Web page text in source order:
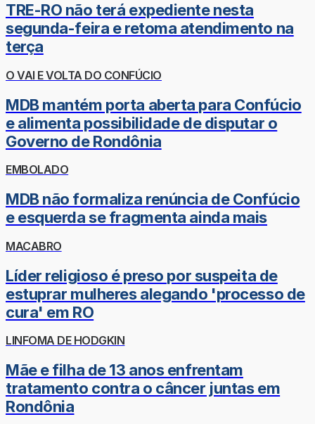
TRE-RO não terá expediente nesta
segunda-feira e retoma atendimento na
terça
O VAI E VOLTA DO CONFÚCIO
MDB mantém porta aberta para Confúcio
e alimenta possibilidade de disputar o
Governo de Rondônia
EMBOLADO
MDB não formaliza renúncia de Confúcio
e esquerda se fragmenta ainda mais
MACABRO
Líder religioso é preso por suspeita de
estuprar mulheres alegando 'processo de
cura' em RO
LINFOMA DE HODGKIN
Mãe e filha de 13 anos enfrentam
tratamento contra o câncer juntas em
Rondônia